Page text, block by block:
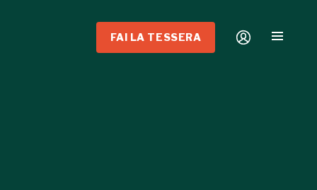
FAI LA TESSERA